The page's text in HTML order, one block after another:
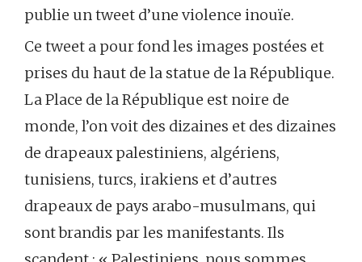
publie un tweet d’une violence inouïe.
Ce tweet a pour fond les images postées et
prises du haut de la statue de la République.
La Place de la République est noire de
monde, l’on voit des dizaines et des dizaines
de drapeaux palestiniens, algériens,
tunisiens, turcs, irakiens et d’autres
drapeaux de pays arabo-musulmans, qui
sont brandis par les manifestants. Ils